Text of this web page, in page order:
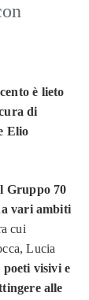
è lieto
di
Elio
Gruppo 70
vari ambiti
cui
Lucia
visivi e
alle